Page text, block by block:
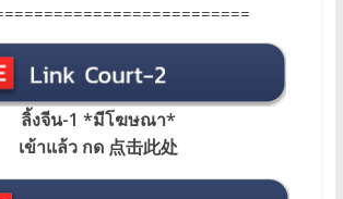
ลิ้งจีน-1 *มีโฆษณา*
เข้าแล้ว กด 点击此处